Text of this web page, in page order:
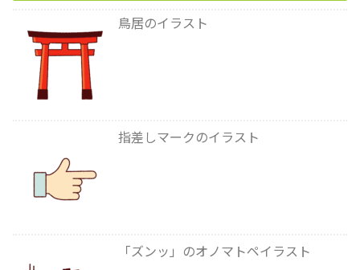
鳥居のイラスト
指差しマークのイラスト
「ズンッ」のオノマトペイラスト